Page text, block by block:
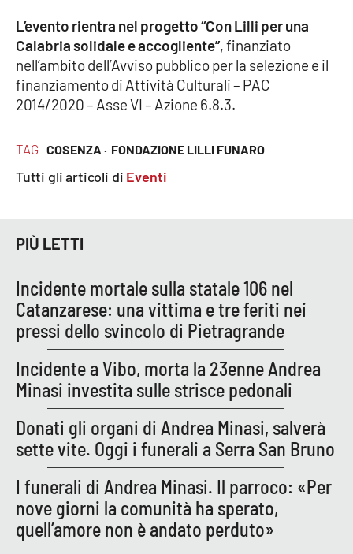
Cosenzachannel.it
Ilvibonese.it
Catanzarochannel.it
APP
Apple
TAG COSENZA · FONDAZIONE LILLI FUNARO
Tutti gli articoli di Eventi
L’evento rientra nel progetto “Con Lilli per una
Calabria solidale e accogliente”, finanziato
nell’ambito dell’Avviso pubblico per la selezione e il
finanziamento di Attività Culturali – PAC
2014/2020 – Asse VI – Azione 6.8.3.
PIÙ LETTI
Incidente mortale sulla statale 106 nel
Catanzarese: una vittima e tre feriti nei
pressi dello svincolo di Pietragrande
Incidente a Vibo, morta la 23enne Andrea
Minasi investita sulle strisce pedonali
Donati gli organi di Andrea Minasi, salverà
sette vite. Oggi i funerali a Serra San Bruno
I funerali di Andrea Minasi. Il parroco: «Per
nove giorni la comunità ha sperato,
quell’amore non è andato perduto»